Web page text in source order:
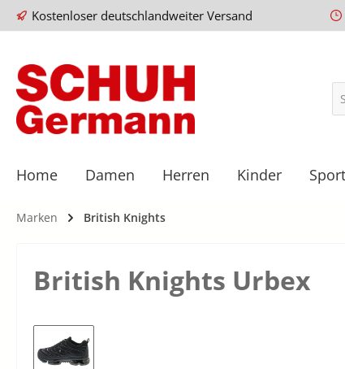
Kostenloser deutschlandweiter Versand
Home Damen Herren Kinder Sport
Marken British Knights
British Knights Urbex